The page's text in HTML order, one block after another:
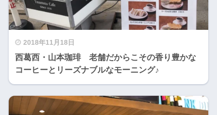
2018年11月18日
西葛西・山本珈琲 老舗だからこその香り豊かな
コーヒーとリーズナブルなモーニング♪